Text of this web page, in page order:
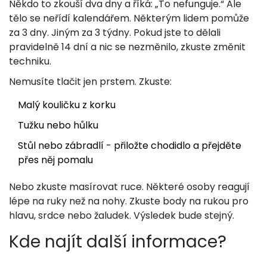
Někdo to zkouší dva dny a říká: „To nefunguje.“ Ale
tělo se neřídí kalendářem. Některým lidem pomůže
za 3 dny. Jiným za 3 týdny. Pokud jste to dělali
pravidelně 14 dní a nic se nezměnilo, zkuste změnit
techniku.
Nemusíte tlačit jen prstem. Zkuste:
Malý kouličku z korku
Tužku nebo hůlku
Stůl nebo zábradlí - přiložte chodidlo a přejděte
přes něj pomalu
Nebo zkuste masírovat ruce. Některé osoby reagují
lépe na ruky než na nohy. Zkuste body na rukou pro
hlavu, srdce nebo žaludek. Výsledek bude stejný.
Kde najít další informace?